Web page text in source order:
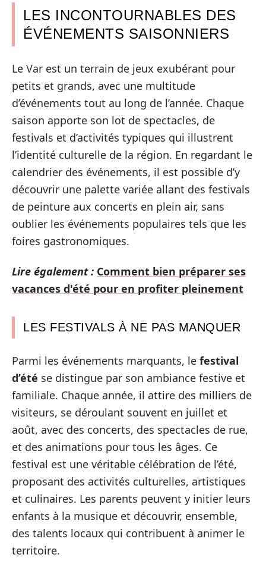
LES INCONTOURNABLES DES
ÉVÉNEMENTS SAISONNIERS
Le Var est un terrain de jeux exubérant pour
petits et grands, avec une multitude
d’événements tout au long de l’année. Chaque
saison apporte son lot de spectacles, de
festivals et d’activités typiques qui illustrent
l’identité culturelle de la région. En regardant le
calendrier des événements, il est possible d’y
découvrir une palette variée allant des festivals
de peinture aux concerts en plein air, sans
oublier les événements populaires tels que les
foires gastronomiques.
Lire également : Comment bien préparer ses
vacances d'été pour en profiter pleinement
LES FESTIVALS À NE PAS MANQUER
Parmi les événements marquants, le festival
d’été se distingue par son ambiance festive et
familiale. Chaque année, il attire des milliers de
visiteurs, se déroulant souvent en juillet et
août, avec des concerts, des spectacles de rue,
et des animations pour tous les âges. Ce
festival est une véritable célébration de l’été,
proposant des activités culturelles, artistiques
et culinaires. Les parents peuvent y initier leurs
enfants à la musique et découvrir, ensemble,
des talents locaux qui contribuent à animer le
territoire.